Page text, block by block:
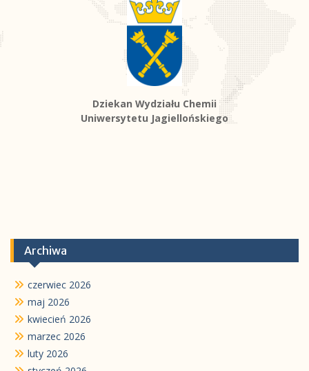
Dziekan Wydziału Chemii
Uniwersytetu Jagiellońskiego
Archiwa
czerwiec 2026
maj 2026
kwiecień 2026
marzec 2026
luty 2026